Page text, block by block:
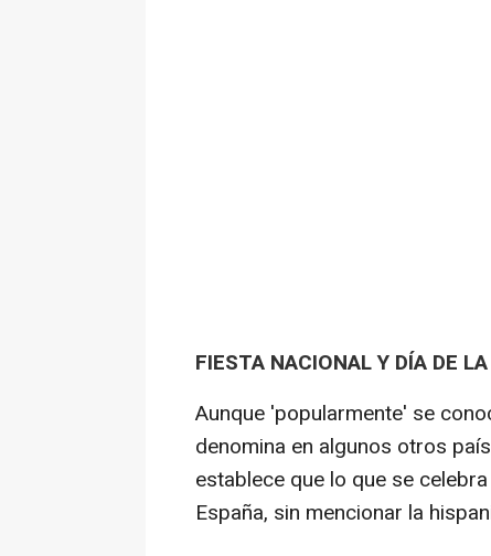
FIESTA NACIONAL Y DÍA DE
Aunque 'popularmente' se
denomina en algunos otros
establece que lo que se
España, sin mencionar la